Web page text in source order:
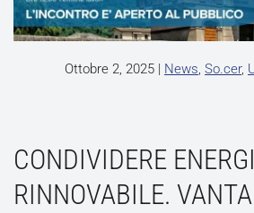
Ottobre 2, 2025 | News, So.cer,
CONDIVIDERE
RINNOVABILE.